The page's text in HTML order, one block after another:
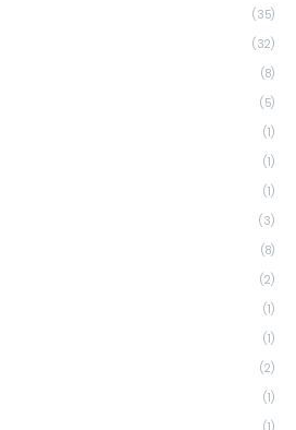
(35)
(32)
(8)
(5)
(1)
(1)
(1)
(3)
(8)
(2)
(1)
(1)
(2)
(1)